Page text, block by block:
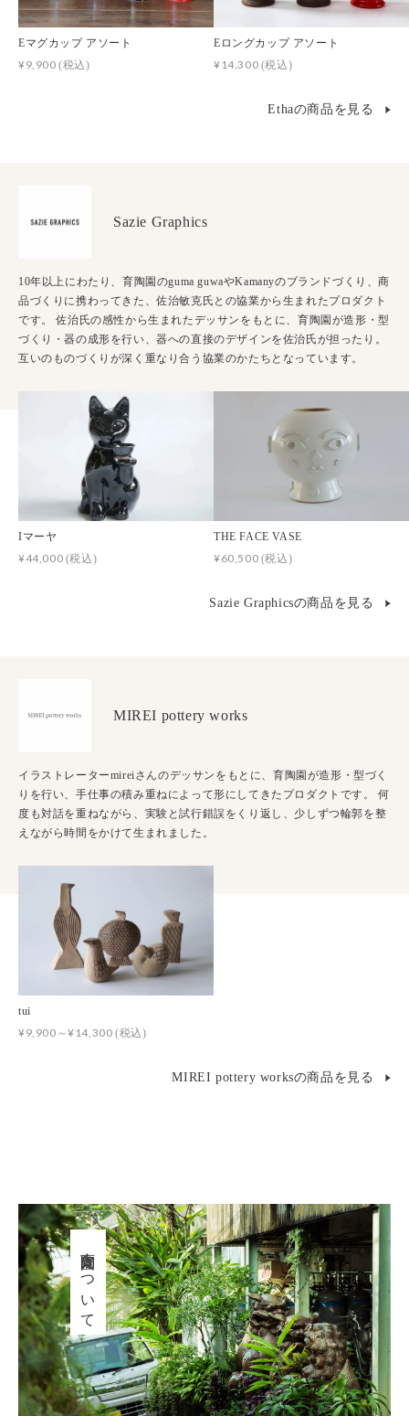
Eマグカップ アソート
¥9,900(税込)
Eロングカップ アソート
¥14,300 (税込)
Ethaの商品を見る
Sazie Graphics
10年以上にわたり、育陶園のguma guwaやKamanyのブランドづくり、商
品づくりに携わってきた、佐治敏克氏との協業から生まれたプロダクト
です。 佐治氏の感性から生まれたデッサンをもとに、育陶園が造形・型
づくり・器の成形を行い、器への直接のデザインを佐治氏が担ったり。
互いのものづくりが深く重なり合う協業のかたちとなっています。
Iマーヤ
¥44,000 (税込)
THE FACE VASE
¥60,500 (税込)
Sazie Graphicsの商品を見る
MIREI pottery works
イラストレーターmireiさんのデッサンをもとに、育陶園が造形・型づく
りを行い、手仕事の積み重ねによって形にしてきたプロダクトです。 何
度も対話を重ねながら、実験と試行錯誤をくり返し、少しずつ輪郭を整
えながら時間をかけて生まれました。
tui
¥9,900～¥14,300 (税込)
MIREI pottery worksの商品を見る
育陶園について